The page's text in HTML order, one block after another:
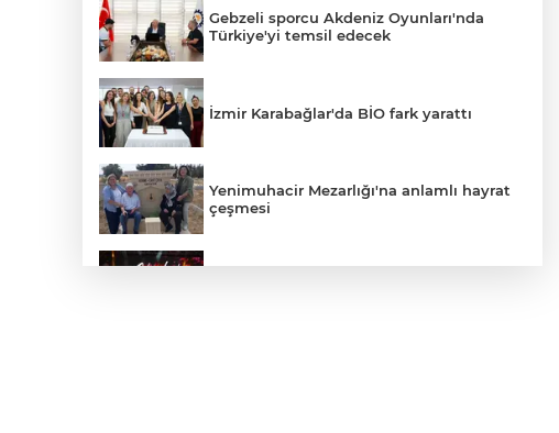
Gebzeli sporcu Akdeniz Oyunları'nda
Türkiye'yi temsil edecek
İzmir Karabağlar'da BİO fark yarattı
Yenimuhacir Mezarlığı'na anlamlı hayrat
çeşmesi